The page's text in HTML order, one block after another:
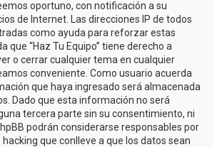
oportuno, con notificación a su
de Internet. Las direcciones IP de todos
como ayuda para reforzar estas
que “Haz Tu Equipo” tiene derecho a
o cerrar cualquier tema en cualquier
conveniente. Como usuario acuerda
que haya ingresado será almacenada
Dado que esta información no será
tercera parte sin su consentimiento, ni
podrán considerarse responsables por
que conlleve a que los datos sean